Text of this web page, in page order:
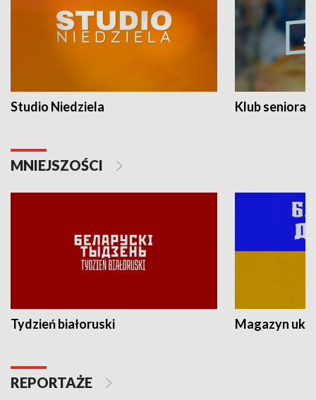
Studio Niedziela Klub seniora
MNIEJSZOŚCI
Tydzień białoruski Magazyn
REPORTAŻE